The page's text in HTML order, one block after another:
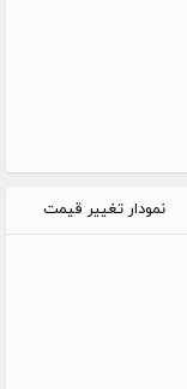
نمودار تغییر قیمت